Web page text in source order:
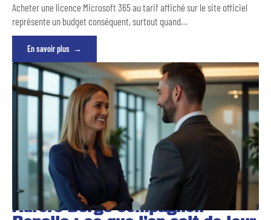
Acheter une licence Microsoft 365 au tarif affiché sur le site officiel
représente un budget conséquent, surtout quand…
En savoir plus
Aurore Bergé compagnon